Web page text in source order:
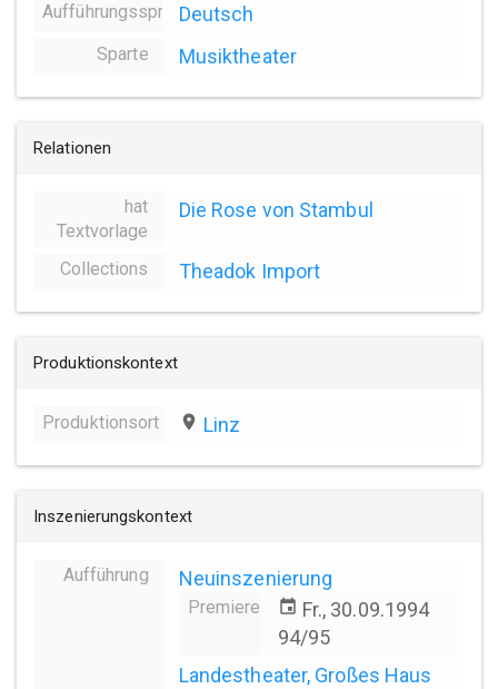
AufführungsspracheDeutsch
Sparte Musiktheater
Relationen
hat
Textvorlage
Die Rose von Stambul
Collections Theadok Import
Produktionskontext
Produktionsort place Linz
Inszenierungskontext
Aufführung Neuinszenierung
Premiere event Fr., 30.09.1994
94/95
Landestheater, Großes Haus